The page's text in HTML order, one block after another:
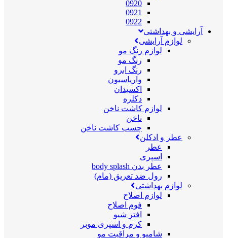
0920
0921
0922
آرایشی و بهداشتی
لوازم آرایشی
لوازم رنگ مو
رنگ مو
رنگ ابرو
واریاسیون
اکسیدان
دکلره
لوازم کاشت ناخن
ناخن
چسب کاشت ناخن
عطر و ادکلن
عطر
اسپری
عطر بدن body splash
رول ضد تعریق (مام)
لوازم بهداشتی
لوازم اصلاح
فوم اصلاح
افتر شیو
کرم و اسپری موبر
شامپو و مراقبت مو